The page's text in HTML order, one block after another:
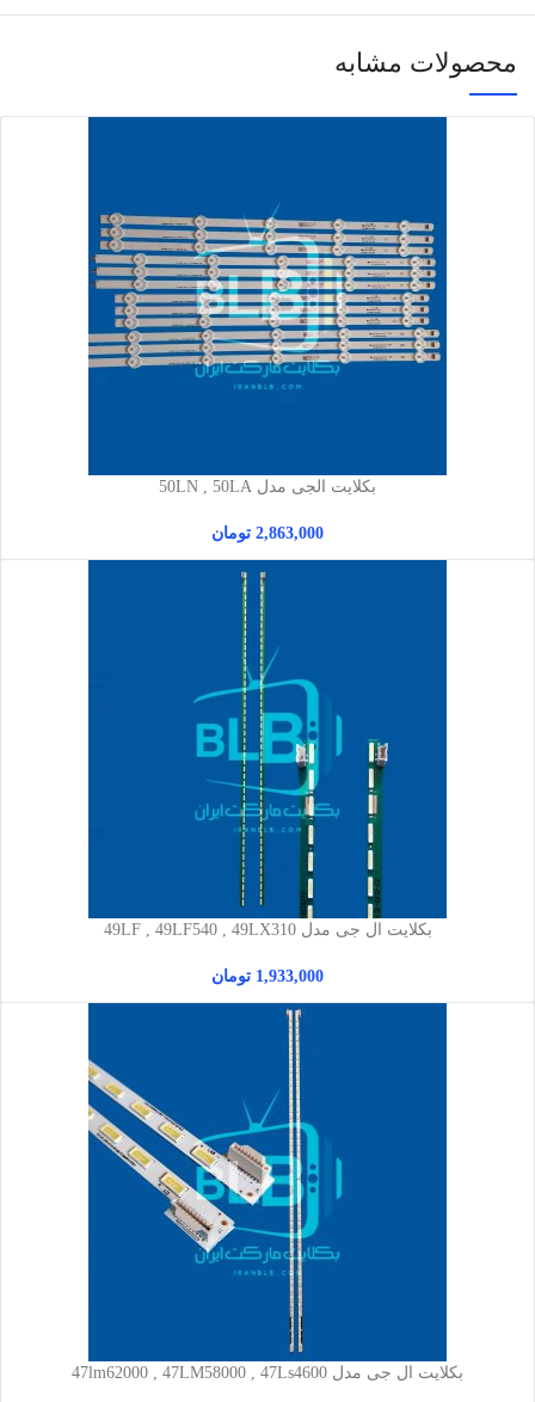
محصولات مشابه
بکلایت الجی مدل 50LN , 50LA
2,863,000 تومان
بکلایت ال جی مدل 49LF , 49LF540 , 49LX310
1,933,000 تومان
بکلایت ال جی مدل 47lm62000 , 47LM58000 , 47Ls4600